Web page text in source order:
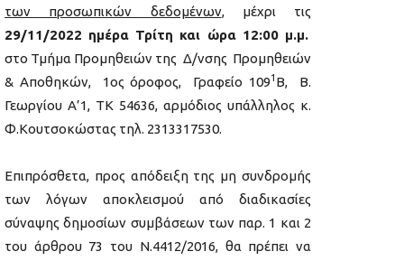
των προσωπικών δεδομένων, μέχρι τις
29/11/2022 ημέρα Τρίτη και ώρα 12:00 μ.μ.
στο Τμήμα Προμηθειών της Δ/νσης Προμηθειών
& Αποθηκών, 1ος όροφος, Γραφείο 1091 Β, Β.
Γεωργίου Α’1, ΤΚ 54636, αρμόδιος υπάλληλος κ.
Φ.Κουτσοκώστας τηλ. 2313317530.
Επιπρόσθετα, προς απόδειξη της μη συνδρομής
των λόγων αποκλεισμού από διαδικασίες
σύναψης δημοσίων συμβάσεων των παρ. 1 και 2
του άρθρου 73 του Ν.4412/2016, θα πρέπει να